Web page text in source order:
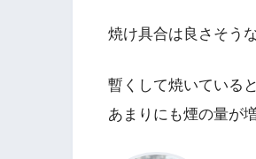
焼け具合は良さそう
暫くして焼いている
あまりにも煙の量が